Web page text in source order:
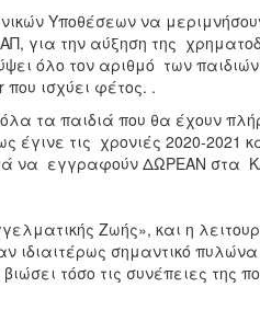
Υποθέσεων να
για την αύξηση της
όλο τον αριθμό των
ισχύει φέτος. .
τα παιδιά που θα έχουν
τις χρονιές 2020-2021
να εγγραφούν ΔΩΡΕΑΝ στα
Ζωής», και η
ιδιαιτέρως σημαντικό πυλώνα
τόσο τις συνέπειες της